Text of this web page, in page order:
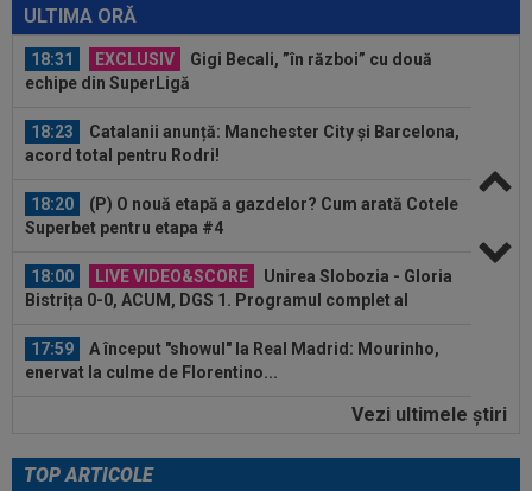
ULTIMA ORĂ
Coelho, după KuPS - Universitatea Craiova 1-1
18:31 EXCLUSIV
Gigi Becali, ”în război” cu două
echipe din SuperLigă
18:23
Catalanii anunță: Manchester City și Barcelona,
acord total pentru Rodri!
18:20
(P) O nouă etapă a gazdelor? Cum arată Cotele
Superbet pentru etapa #4
18:00 LIVE VIDEO&SCORE
Unirea Slobozia - Gloria
Bistrița 0-0, ACUM, DGS 1. Programul complet al
17:59
A început "showul" la Real Madrid: Mourinho,
enervat la culme de Florentino...
Cristi Chivu a ”dat alarma”! Mesaj ferm pentru
Vezi ultimele ştiri
TOP ARTICOLE